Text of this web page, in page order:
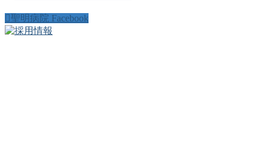
聖明病院 Facebook